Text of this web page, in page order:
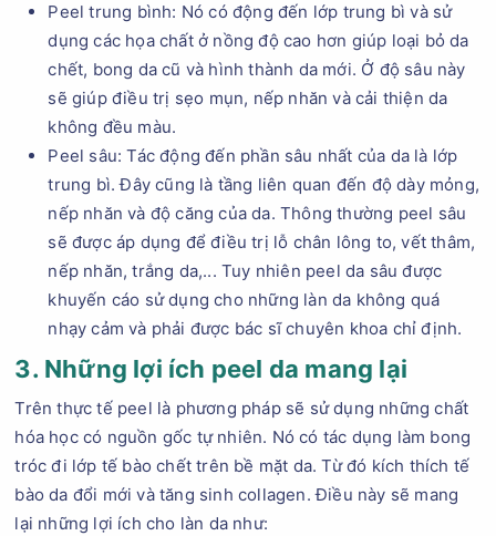
Peel trung bình: Nó có động đến lớp trung bì và sử
dụng các họa chất ở nồng độ cao hơn giúp loại bỏ da
chết, bong da cũ và hình thành da mới. Ở độ sâu này
sẽ giúp điều trị sẹo mụn, nếp nhăn và cải thiện da
không đều màu.
Peel sâu: Tác động đến phần sâu nhất của da là lớp
trung bì. Đây cũng là tầng liên quan đến độ dày mỏng,
nếp nhăn và độ căng của da. Thông thường peel sâu
sẽ được áp dụng để điều trị lỗ chân lông to, vết thâm,
nếp nhăn, trắng da,... Tuy nhiên peel da sâu được
khuyến cáo sử dụng cho những làn da không quá
nhạy cảm và phải được bác sĩ chuyên khoa chỉ định.
3. Những lợi ích peel da mang lại
Trên thực tế peel là phương pháp sẽ sử dụng những chất
hóa học có nguồn gốc tự nhiên. Nó có tác dụng làm bong
tróc đi lớp tế bào chết trên bề mặt da. Từ đó kích thích tế
bào da đổi mới và tăng sinh collagen. Điều này sẽ mang
lại những lợi ích cho làn da như: